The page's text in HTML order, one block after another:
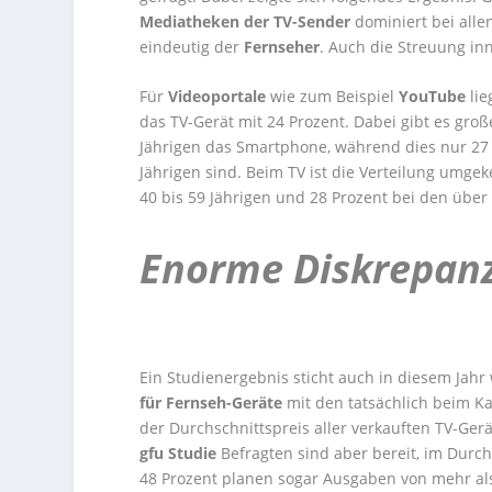
Mediatheken der TV-Sender dominiert bei
eindeutig der Fernseher. Auch die Streuung
FürVideoportalewie zum BeispielYouTube
das TV-Gerät mit 24 Prozent. Dabei gibt es
Jährigen das Smartphone, während dies nur
Jährigen sind. Beim TV ist die Verteilung
40 bis 59 Jährigen und 28 Prozent bei den über
Enorme
Ein Studienergebnis sticht auch in diesem
für Fernseh-Geräte mit den tatsächlich beim
der Durchschnittspreis aller verkauften TV-
gfu Studie Befragten sind aber bereit, im
48 Prozent planen sogar Ausgaben von mehr